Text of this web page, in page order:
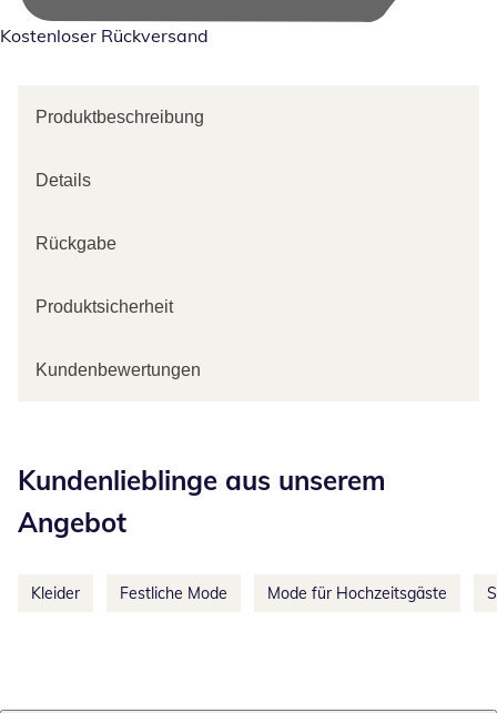
Kostenloser Rückversand
Produktbeschreibung
Details
Rückgabe
Produktsicherheit
Kundenbewertungen
Kundenlieblinge aus unserem
Angebot
Kleider Festliche Mode Mode für Hochzeitsgäste